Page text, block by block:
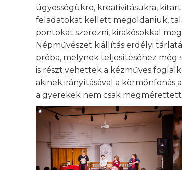
ügyességükre, kreativitásukra,
feladatokat kellett megoldaniuk,
pontokat szerezni, kirakósokkal
Népművészet kiállítás erdélyi
próba, melynek teljesítéséhez még
is részt vehettek a kézműves
akinek irányításával a körmönfonás
a gyerekek nem csak